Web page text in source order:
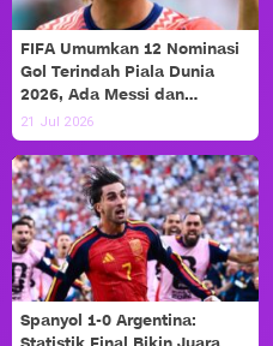
FIFA Umumkan 12 Nominasi
Gol Terindah Piala Dunia
2026, Ada Messi dan
Haaland!
21 Jul 2026
Spanyol 1-0 Argentina: